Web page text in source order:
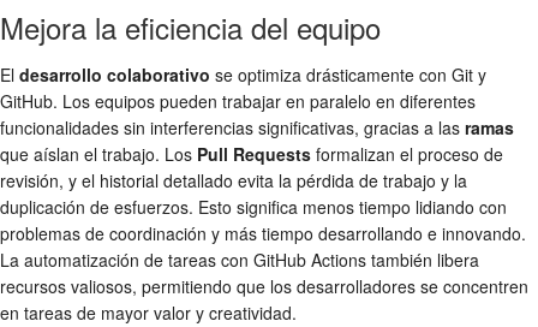
Mejora la eficiencia del equipo
El desarrollo colaborativo se optimiza drásticamente con Git y
GitHub. Los equipos pueden trabajar en paralelo en diferentes
funcionalidades sin interferencias significativas, gracias a las ramas
que aíslan el trabajo. Los Pull Requests formalizan el proceso de
revisión, y el historial detallado evita la pérdida de trabajo y la
duplicación de esfuerzos. Esto significa menos tiempo lidiando con
problemas de coordinación y más tiempo desarrollando e innovando.
La automatización de tareas con GitHub Actions también libera
recursos valiosos, permitiendo que los desarrolladores se concentren
en tareas de mayor valor y creatividad.